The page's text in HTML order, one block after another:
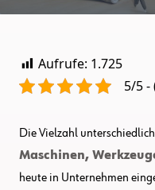
Aufrufe: 1.725
5/5 -
Die Vielzahl
Maschinen,
heute in Unternehmen